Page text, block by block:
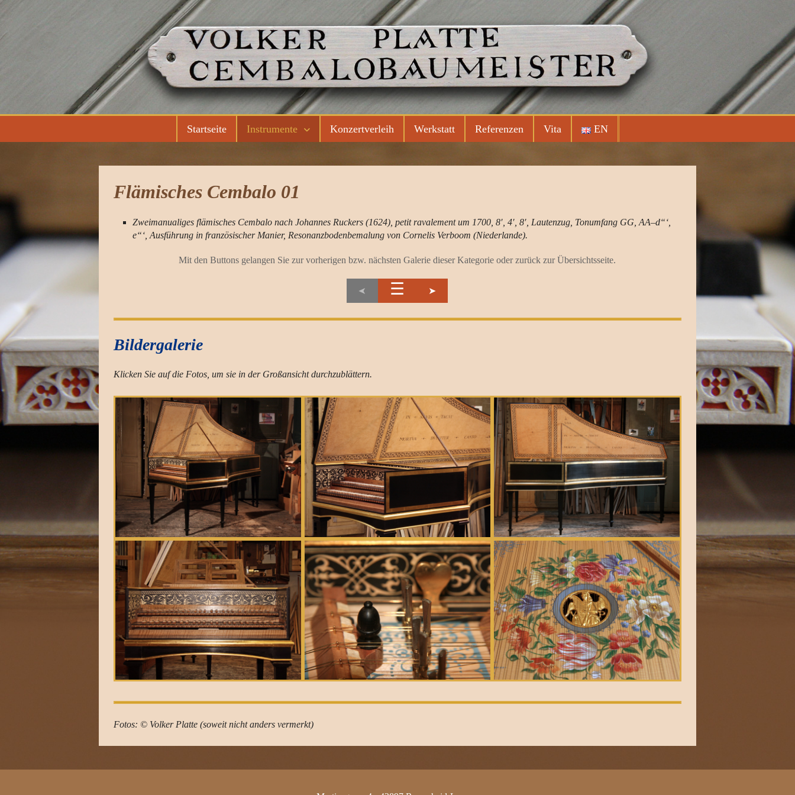
Inhalt
springen
Startseite Instrumente Konzertverleih Werkstatt Referenzen Vita EN
Flämisches Cembalo 01
Zweimanualiges flämisches Cembalo nach Johannes Ruckers (1624), petit ravalement um 1700, 8′, 4′, 8′, Lautenzug, Tonumfang GG, AA–d“‘,
e“‘, Ausführung in französischer Manier, Resonanzbodenbemalung von Cornelis Verboom (Niederlande).
Mit den Buttons gelangen Sie zur vorherigen bzw. nächsten Galerie dieser Kategorie oder zurück zur Übersichtsseite.
➤ ☰ ➤
Bildergalerie
Klicken Sie auf die Fotos, um sie in der Großansicht durchzublättern.
Fotos: © Volker Platte (soweit nicht anders vermerkt)